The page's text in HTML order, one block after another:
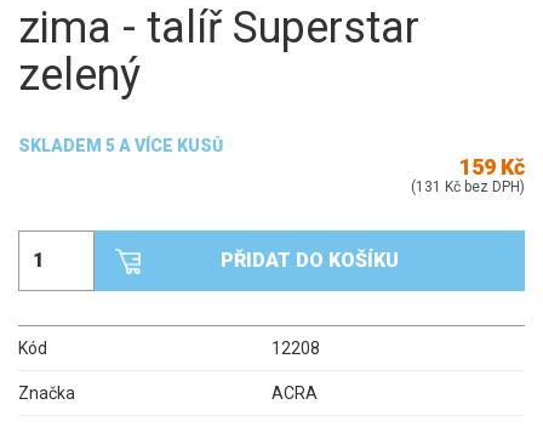
zima - talíř Superstar
zelený
SKLADEM 5 A VÍCE KUSŮ
159 Kč
(131 Kč bez DPH)
PŘIDAT DO KOŠÍKU
Kód 12208
Značka ACRA